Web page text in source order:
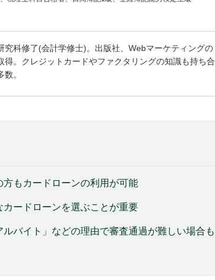
科修了(会計学修士)。出版社、Webマーケティングの
。クレジットカードやファクタリングの知識も持ち合
。
もカードローンの利用が可能
ードローンを選ぶことが重要
ルバイト」などの理由で審査通過が難しい場合も